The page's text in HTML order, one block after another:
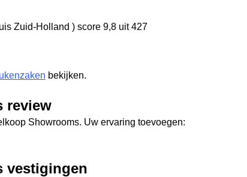
Zuid-Holland ) score 9,8 uit 427
bekijken.
review
Showrooms. Uw ervaring toevoegen:
vestigingen